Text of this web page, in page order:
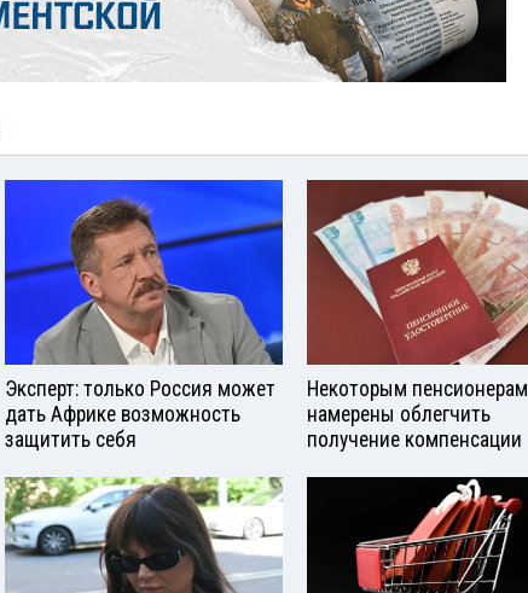
Эксперт: только Россия может
дать Африке возможность
защитить себя
Некоторым пенсионерам
намерены облегчить
получение компенсации